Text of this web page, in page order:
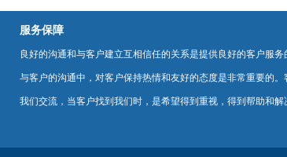
服务保障
良好的沟通和与客户建立互相信任的关系是提供良好的客户服务
与客户的沟通中，对客户保持热情和友好的态度是非常重要的。
我们交流，当客户找到我们时，是希望得到重视，得到帮助和解